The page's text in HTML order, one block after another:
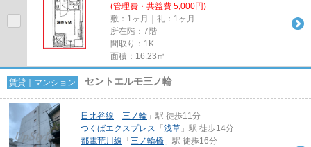
(管理費・共益費 5,000円)
敷：1ヶ月｜礼：1ヶ月
所在階：7階
間取り：1K
面積：16.23㎡
賃貸｜マンション セントエルモ三ノ輪
日比谷線 「 三ノ輪 」駅 徒歩11分
つくばエクスプレス 「 浅草 」駅 徒歩14分
都電荒川線 「 三ノ輪橋 」駅 徒歩16分